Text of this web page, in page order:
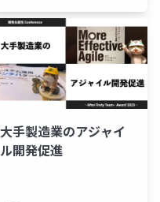
大手製造業のアジャイ
ル開発促進